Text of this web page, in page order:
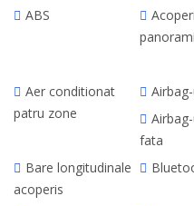
ABS
Aer conditionat
patru zone
fata
Bare longitudinale
acoperis